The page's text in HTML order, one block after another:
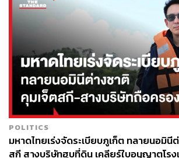
โดย พล.ท. โอเล็กซานดร์ ซีร์สกี
บัญชาการกองทัพบกยูเครน อ้างว่า ตอนนี้
สามารถยึดดินแดนรัสเซียคิดเป็นพื้นที่มาก
กิโลเมตร
ภายหลังการบุกของยูเครน ประธานาธิบดี
สั่งการให้ทุกหน่วยงานที่เกี่ยวข้องเร่งให้ค
ประชาชน พร้อมประกาศคำมั่นอย่างเจ็บแ
ต้องได้รับการตอบโต้อย่างสาสม”
ขณะที่ประธานาธิบดีโวโลดิเมียร์ เซเลนส
POLITICS
มหาดไทยเร่งจัดระเบียบภูเก็ต ทลายนอมินี
สกี สางบริษัทฮุบที่ดิน เคลียร์ใบอนุญาตโรง